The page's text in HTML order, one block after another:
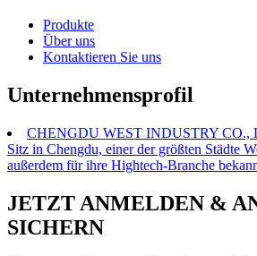
Produkte
Über uns
Kontaktieren Sie uns
Unternehmensprofil
CHENGDU WEST INDUSTRY CO.,
Sitz in Chengdu, einer der größten Städte
außerdem für ihre Hightech-Branche
JETZT ANMELDEN &
SICHERN